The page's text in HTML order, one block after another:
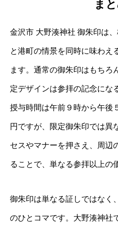
ま
金沢市 大野湊神社 御朱印は
と港町の情景を同時に味わえ
ます。通常の御朱印はもちろ
定デザインは参拝の記念にな
授与時間は午前９時から午後
円ですが、限定御朱印では異
セスやマナーを押さえ、周辺
ることで、単なる参拝以上の
御朱印は単なる証しではなく
のひとコマです。大野湊神社